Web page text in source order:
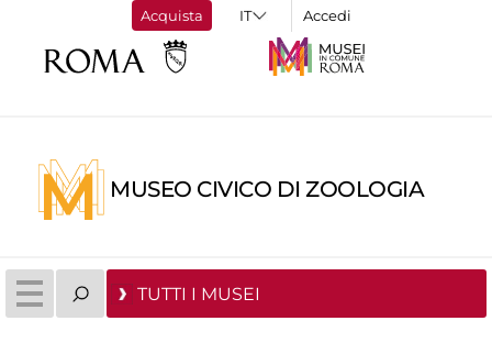
Acquista Accedi
MUSEO CIVICO DI ZOOLOGIA
TUTTI I MUSEI